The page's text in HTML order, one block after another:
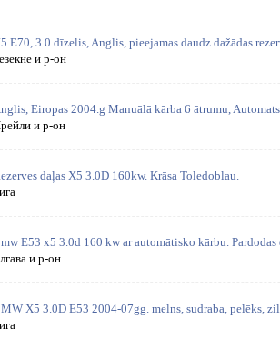
E70, 3.0 dīzelis, Anglis, pieejamas daudz dažādas
и р-он
Eiropas 2004.g Manuālā kārba 6 ātrumu,
и р-он
daļas X5 3.0D 160kw. Krāsa Toledoblau.
E53 x5 3.0d 160 kw ar automātisko kārbu. Pardodas
и р-он
X5 3.0D E53 2004-07gg. melns, sudraba, pelēks,